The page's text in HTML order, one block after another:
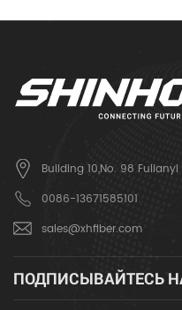
Building 10,No. 98
0086-13671585101
sales@xhfiber.com
ПОДПИСЫВАЙТЕСЬ